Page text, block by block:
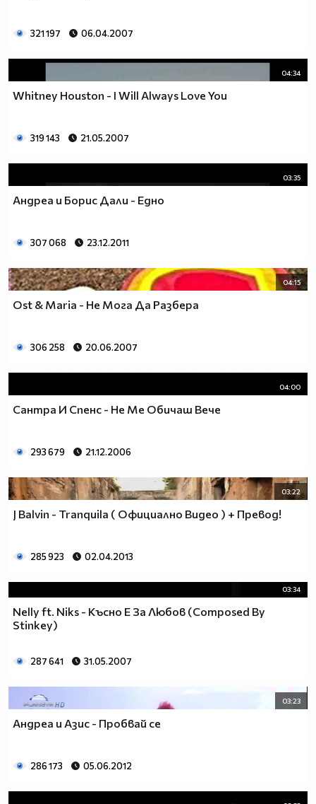
321 197 06.04.2007
04:34
Whitney Houston - I Will Always Love You
319 143 21.05.2007
03:35
Андреа и Борис Дали - Едно
307 068 23.12.2011
04:15
Ost & Maria - Не Мога Да Разбера
306 258 20.06.2007
04:00
Сантра И Спенс - Не Ме Обичаш Вече
293 679 21.12.2006
03:22
J Balvin - Tranquila ( Официално Видео ) + Превод!
285 923 02.04.2013
03:34
Nelly ft. Niks - Късно Е За Любов (Composed By
Stinkey)
287 641 31.05.2007
03:23
Андреа и Азис - Пробвай се
286 173 05.06.2012